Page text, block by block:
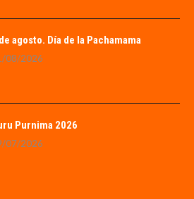
agosto. Día de la Pachamama
08/2026
Purnima 2026
07/2026